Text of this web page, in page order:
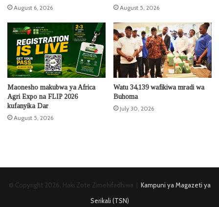
August 6, 2026
August 5, 2026
Maonesho makubwa ya Africa
Agri Expo na FLIP 2026
kufanyika Dar
August 5, 2026
Watu 34,139 wafikiwa mradi wa
Buhoma
July 30, 2026
© Copyright 2026, Haki Zote Zimehifadhiwa | Kampuni ya Magazeti ya
Serikali (TSN)